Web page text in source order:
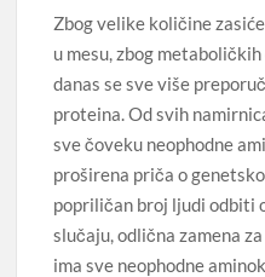
Zbog velike količine
u mesu, zbog
danas se sve više
proteina. Od svih
sve čoveku neophodne
proširena priča o
popriličan broj ljudi odbiti
slučaju, odlična zamena
ima sve neophodne